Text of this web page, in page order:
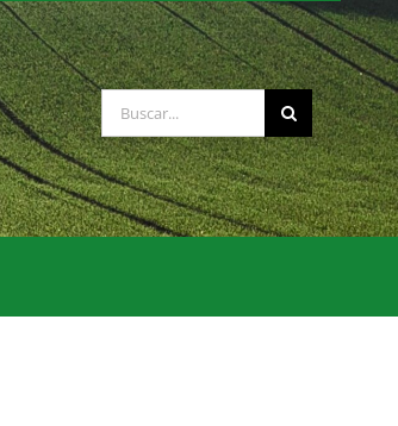
Buscar: